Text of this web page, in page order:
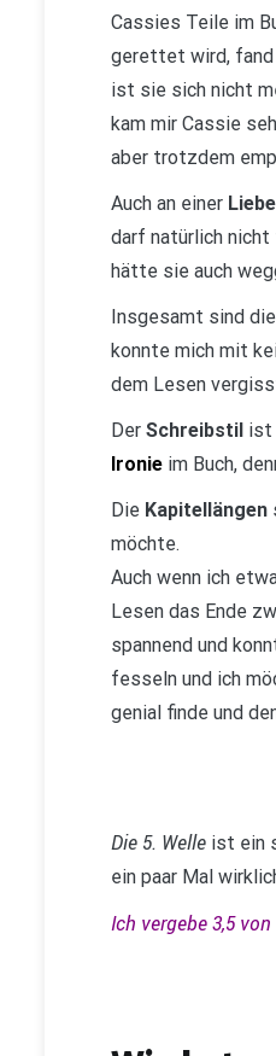
Cassies Teile im
gerettet wird, fand
ist sie sich nicht
kam mir Cassie
aber trotzdem
Auch an einer
darf natürlich nicht
hätte sie auch
Insgesamt sind die
konnte mich mit
dem Lesen
Der Schreibstil ist
Ironie im Buch,
Die Kapitellängen
möchte.
Auch wenn ich
Lesen das Ende
spannend und
fesseln und ich
genial finde und
Die 5. Welle ist ein
ein paar Mal
Ich vergebe 3,5